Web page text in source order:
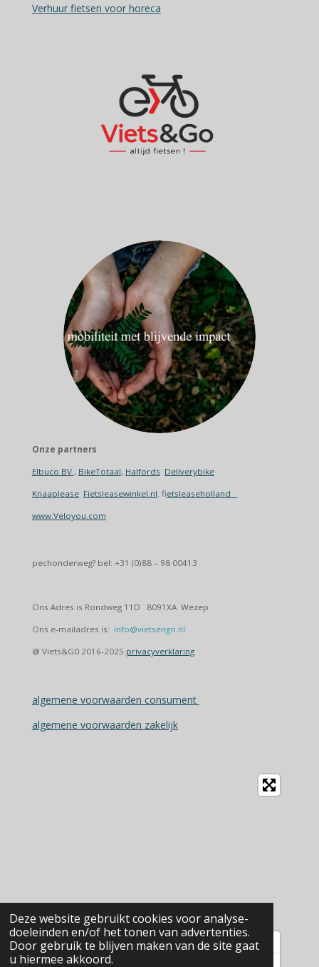
Deze website gebruikt cookies voor analyse-
doeleinden en/of het tonen van advertenties.
Door gebruik te blijven maken van de site gaat
u hiermee akkoord.
Verhuur fietsen voor horeca
Onze partners
Elbuco BV , BikeTotaal, Halfords Deliverybike
Knaaplease Fietsleasewinkel.nl. fietsleaseholland
www.Veloyou.com
pechonderweg? bel: +31 (0)88 – 98 00413
Ons Adres is Rondweg 11D 8091XA Wezep
Ons e-mailadres is: info@vietsengo.nl
@ Viets&G0 2016-2025 privacyverklaring
algemene voorwaarden consument
algemene voorwaarden zakelijk